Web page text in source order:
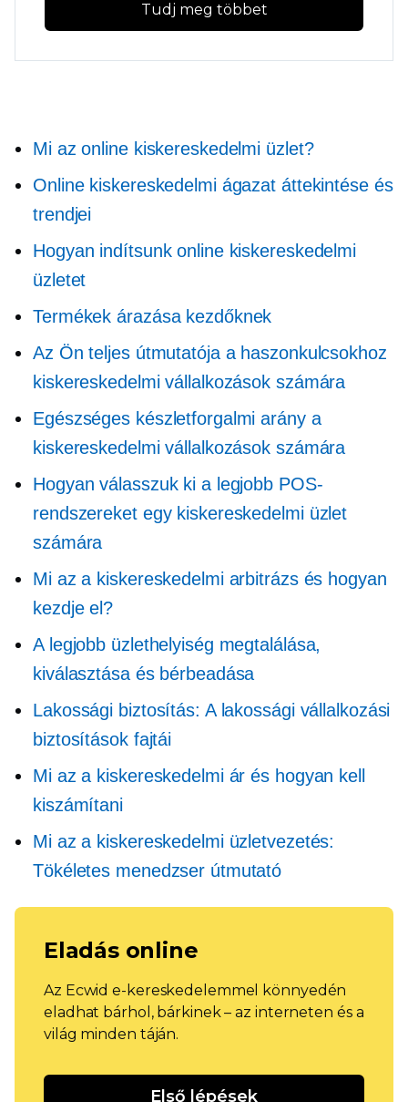
Tudj meg többet
Mi az online kiskereskedelmi üzlet?
Online kiskereskedelmi ágazat áttekintése és
trendjei
Hogyan indítsunk online kiskereskedelmi
üzletet
Termékek árazása kezdőknek
Az Ön teljes útmutatója a haszonkulcsokhoz
kiskereskedelmi vállalkozások számára
Egészséges készletforgalmi arány a
kiskereskedelmi vállalkozások számára
Hogyan válasszuk ki a legjobb POS-
rendszereket egy kiskereskedelmi üzlet
számára
Mi az a kiskereskedelmi arbitrázs és hogyan
kezdje el?
A legjobb üzlethelyiség megtalálása,
kiválasztása és bérbeadása
Lakossági biztosítás: A lakossági vállalkozási
biztosítások fajtái
Mi az a kiskereskedelmi ár és hogyan kell
kiszámítani
Mi az a kiskereskedelmi üzletvezetés:
Tökéletes menedzser útmutató
Eladás online
Az Ecwid e-kereskedelemmel könnyedén
eladhat bárhol, bárkinek – az interneten és a
világ minden táján.
Első lépések